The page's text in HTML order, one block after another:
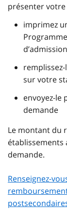
présenter votre
imprimez
sur votre
envoyez-le
demande
Le montant du
établissements
demande.
Renseignez-